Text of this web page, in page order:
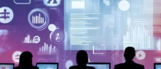
Brig-Glis
Bronschhofen
Brugg
Brugg AG
Brütten